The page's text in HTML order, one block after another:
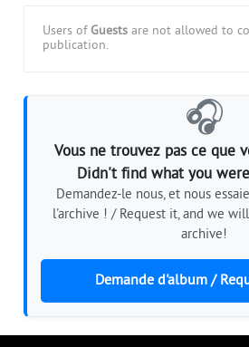
Users of Guests are not allowed to
publication.
🎧
Vous ne trouvez pas ce que
Didn't find what you
Demandez-le nous, et nous
l'archive ! / Request it, and we
archive!
Demande d'album /